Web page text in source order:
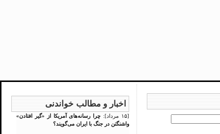
اخبار و مطالب خواندنی
[۱۵ مرداد]:
چرا رسانه‌های آمریکا از «گیر افتادن»
واشنگتن در جنگ با ایران می‌گویند؟